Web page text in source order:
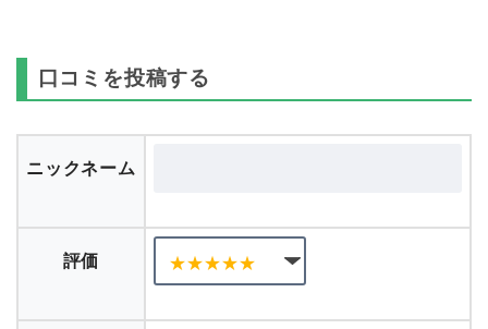
口コミを投稿する
ニックネーム
評価